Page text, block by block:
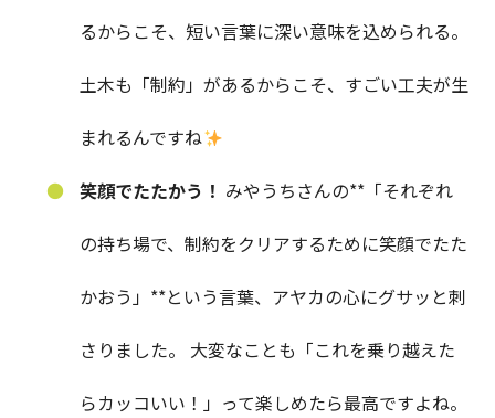
るからこそ、短い言葉に深い意味を込められる。
土木も「制約」があるからこそ、すごい工夫が生
まれるんですね
笑顔でたたかう！ みやうちさんの**「それぞれ
の持ち場で、制約をクリアするために笑顔でたた
かおう」**という言葉、アヤカの心にグサッと刺
さりました。 大変なことも「これを乗り越えた
らカッコいい！」って楽しめたら最高ですよね。